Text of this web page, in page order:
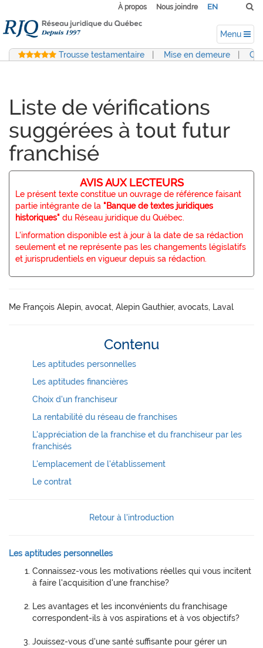
À propos Nous joindre EN
Menu
Trousse testamentaire Mise en demeure
Liste de vérifications
suggérées à tout futur
franchisé
AVIS AUX LECTEURS
Le présent texte constitue un ouvrage de référence faisant
partie intégrante de la "Banque de textes juridiques
historiques" du Réseau juridique du Québec.
L'information disponible est à jour à la date de sa rédaction
seulement et ne représente pas les changements législatifs
et jurisprudentiels en vigueur depuis sa rédaction.
Me François Alepin, avocat, Alepin Gauthier, avocats, Laval
Contenu
Les aptitudes personnelles
Les aptitudes financières
Choix d'un franchiseur
La rentabilité du réseau de franchises
L'appréciation de la franchise et du franchiseur par les
franchisés
L'emplacement de l'établissement
Le contrat
Retour à l'introduction
Les aptitudes personnelles
Connaissez-vous les motivations réelles qui vous incitent
à faire l'acquisition d'une franchise?
Les avantages et les inconvénients du franchisage
correspondent-ils à vos aspirations et à vos objectifs?
Jouissez-vous d'une santé suffisante pour gérer un